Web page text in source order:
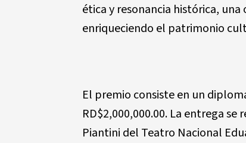
ética y resonancia histórica,
enriqueciendo el patrimonio
El premio consiste en un
RD$2,000,000.00. La entrega
Piantini del Teatro Nacional